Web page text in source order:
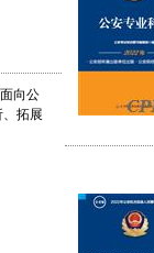
向公
拓展